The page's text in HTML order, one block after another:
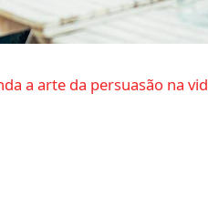
a arte da persuasão na